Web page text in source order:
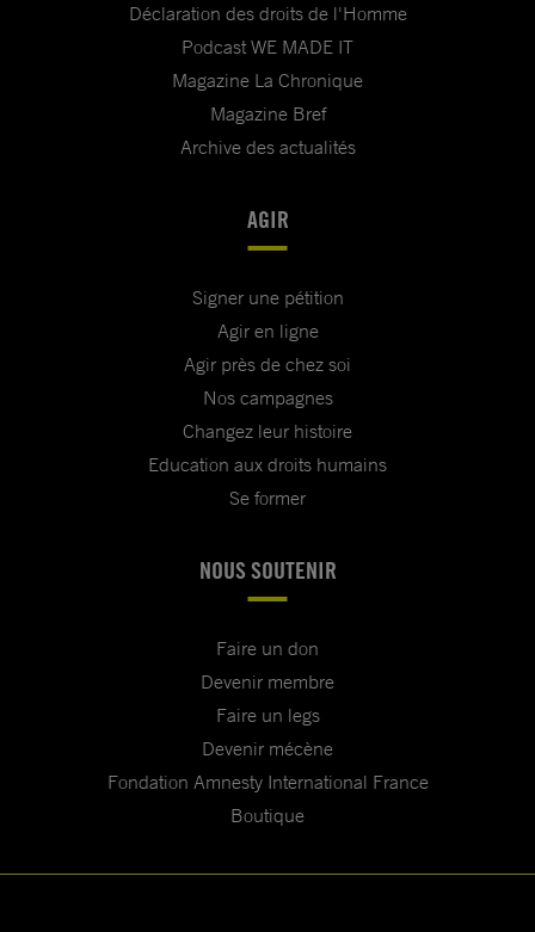
Déclaration des droits de l'Homme
Podcast WE MADE IT
Magazine La Chronique
Magazine Bref
Archive des actualités
AGIR
Signer une pétition
Agir en ligne
Agir près de chez soi
Nos campagnes
Changez leur histoire
Education aux droits humains
Se former
NOUS SOUTENIR
Faire un don
Devenir membre
Faire un legs
Devenir mécène
Fondation Amnesty International France
Boutique